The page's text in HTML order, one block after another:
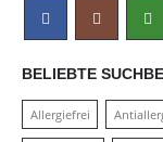
BELIEBTE
Allergiefrei